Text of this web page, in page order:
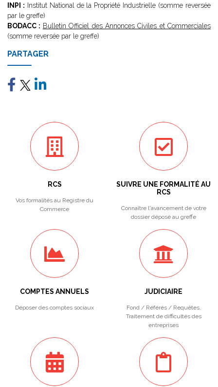
INPI : Institut National de la Propriété Industrielle (somme reversée
par le greffe)
BODACC : Bulletin Officiel des Annonces Civiles et Commerciales
(somme reversée par le greffe)
PARTAGER
RCS
Vos formalités au Registre du
Commerce
SUIVRE UNE FORMALITÉ AU
RCS
Connaître l'avancement de votre
dossier déposé au greffe
COMPTES ANNUELS
Déposer des comptes sociaux
JUDICIAIRE
Fond / Référés / Requêtes.
Traitement de difficultés des
entreprises